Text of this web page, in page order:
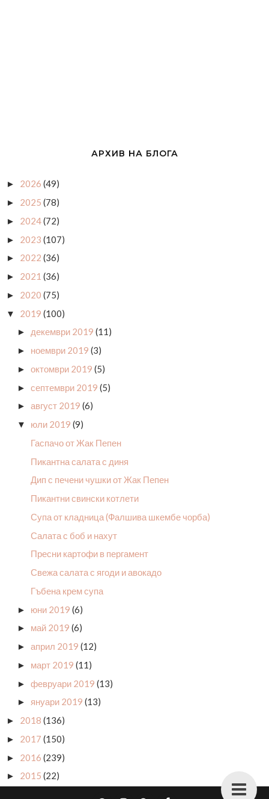
АРХИВ НА БЛОГА
► 2026 (49)
► 2025 (78)
► 2024(72)
► 2023 (107)
► 2022 (36)
► 2021 (36)
► 2020 (75)
▼ 2019 (100)
► декември 2019 (11)
► ноември 2019 (3)
► октомври 2019 (5)
► септември 2019 (5)
► август 2019 (6)
▼ юли 2019 (9)
Гаспачо от Жак Пепен
Пикантна салата с диня
Дип с печени чушки от Жак Пепен
Пикантни свински котлети
Супа от кладница (Фалшива шкембе чорба)
Салата с боб и нахут
Пресни картофи в пергамент
Свежа салата с ягоди и авокадо
Гъбена крем супа
► юни 2019 (6)
► май 2019 (6)
► април 2019 (12)
► март 2019 (11)
► февруари 2019 (13)
► януари 2019 (13)
► 2018 (136)
► 2017 (150)
► 2016 (239)
► 2015 (22)